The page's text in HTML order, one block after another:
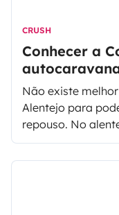
CRUSH
Conhecer a
Não existe
Alentejo para
repouso. No
de vida jamais
belíssimas